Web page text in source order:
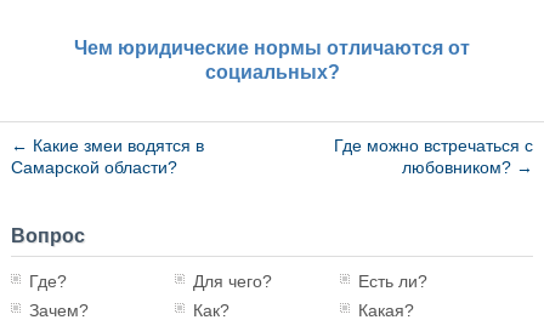
Чем юридические нормы отличаются от
социальных?
← Какие змеи водятся в
Самарской области?
Где можно встречаться с
любовником? →
Вопрос
Где? Для чего?
Есть ли?
Зачем?
Как?
Какая?